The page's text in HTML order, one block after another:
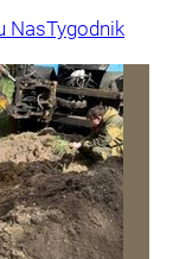
NasTygodnik